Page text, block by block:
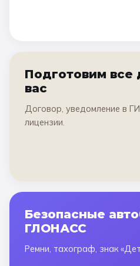
Подготовим все
вас
Договор, уведомление в
лицензии.
Безопасные
ГЛОНАСС
Ремни, тахограф, знак